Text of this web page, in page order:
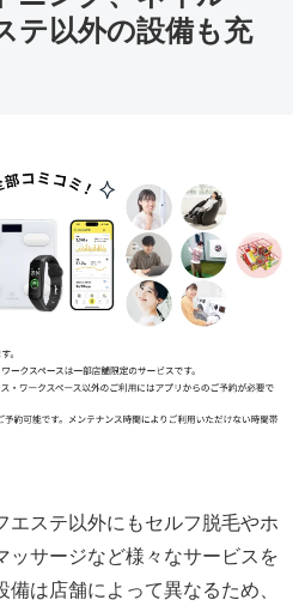
テ以外の設備も充
エステ以外にもセルフ脱毛やホ
ッサージなど様々なサービスを
は店舗によって異なるため、